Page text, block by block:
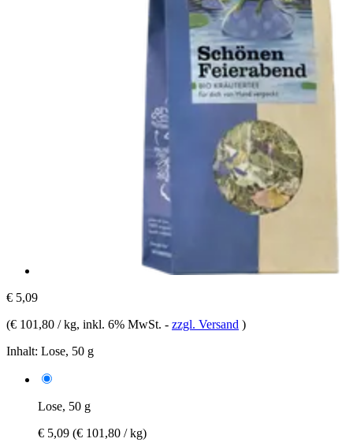
€ 5,09
(€ 101,80 / kg, inkl. 6% MwSt. - zzgl. Versand )
Inhalt: Lose, 50 g
Lose, 50 g
€ 5,09 (€ 101,80 / kg)